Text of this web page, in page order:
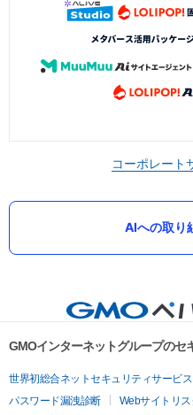
コーポレート
AIへの取り
GMOインターネットグループのセ
世界初総合ネットセキュリティサービス
パスワード漏洩診断
Webサイトリ